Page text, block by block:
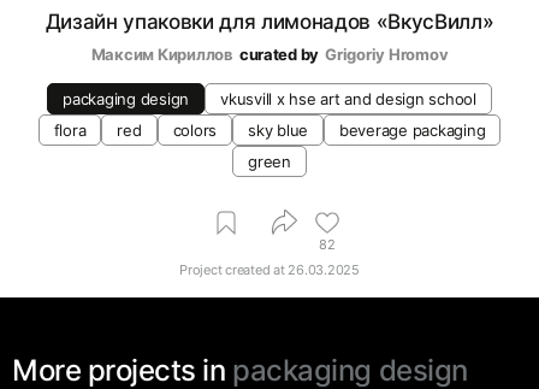
Дизайн упаковки для лимонадов «ВкусВилл»
Максим Кириллов curated by Grigoriy Hromov
packaging design
vkusvill х hse art and design school
flora
red colors sky blue
beverage packaging
green
82
Project created at 26.03.2025
More projects in packaging design